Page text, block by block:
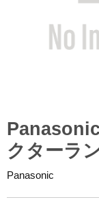
クターラ
Panasonic